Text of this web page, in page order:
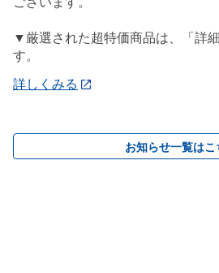
▼厳選された超特価商品は、「詳
す。
詳しくみる
お知らせ一覧はこ